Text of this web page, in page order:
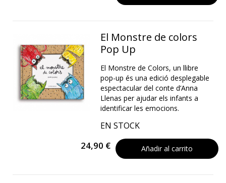
El Monstre de colors
Pop Up
El Monstre de Colors, un llibre
pop-up és una edició desplegable
espectacular del conte d’Anna
Llenas per ajudar els infants a
identificar les emocions.
EN STOCK
24,90 € Añadir al carrito